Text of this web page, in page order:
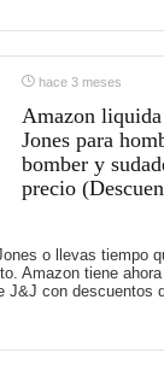
hace 3 meses
Amazon
Jones para
bomber y
precio
o llevas tiempo
Amazon tiene
J&J con descuentos